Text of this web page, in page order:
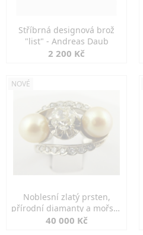
Stříbrná designová brož
"list" - Andreas Daub
2 200 Kč
NOVÉ
Noblesní zlatý prsten,
přírodní diamanty a mořské
perly
40 000 Kč